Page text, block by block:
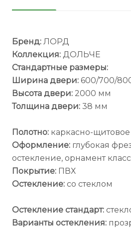
Бренд: ЛОРД
Коллекция: ДОЛЬЧЕ
Стандартные размеры:
Ширина двери: 600/700/
Высота двери: 2000 мм
Толщина двери: 38 мм
Полотно: каркасно-щитовое
Оформление: глубокая
остекление, орнамент
Покрытие: ПВХ
Остекление: со стеклом
Остекление стандарт:
Варианты остекления: